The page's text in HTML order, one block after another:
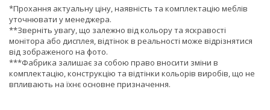
*Прохання актуальну ціну, наявність та комплектацію меблів
уточнювати у менеджера.
**Зверніть увагу, що залежно від кольору та яскравості
монітора або дисплея, відтінок в реальності може відрізнятися
від зображеного на фото.
***Фабрика залишає за собою право вносити зміни в
комплектацію, конструкцію та відтінки кольорів виробів, що не
впливають на їхнє основне призначення.